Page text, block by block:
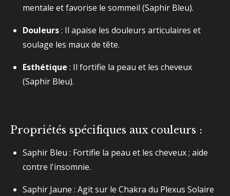
mentale et favorise le sommeil (Saphir Bleu).
Douleurs: Il apaise les douleurs articulaires et
soulage les maux de tête.
Esthétique : Il fortifie la peau et les cheveux
(Saphir Bleu).
Propriétés spécifiques aux couleurs :
Saphir Bleu : Fortifie la peau et les cheveux ; aide
contre l'insomnie.
Saphir Jaune : Agit sur le Chakra du Plexus Solaire